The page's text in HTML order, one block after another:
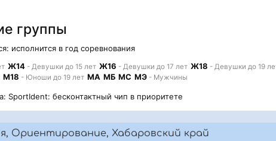
группы
исполнится в год соревнования
Ж14 - Девушки до 15 лет Ж16 - Девушки до 17 лет Ж18 - Девушки до 19
М18 - Юноши до 19 лет МА МБ МС МЭ - Мужчины
SportIdent: бесконтактный чип в приоритете
Ориентирование, Хабаровский край